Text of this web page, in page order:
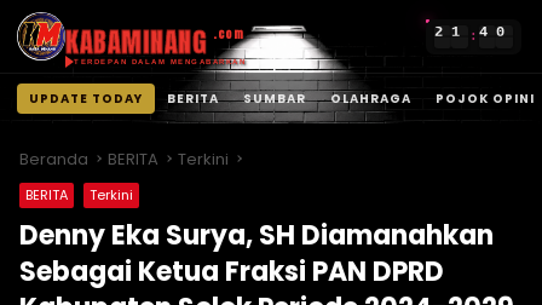
KABAMINANG .com
TERDEPAN DALAM MENGABARKAN
2 1 : 4 0
UPDATE TODAY BERITA SUMBAR OLAHRAGA POJOK OPINI
konten
Beranda BERITA Terkini
BERITA Terkini
Denny Eka Surya, SH Diamanahkan
Sebagai Ketua Fraksi PAN DPRD